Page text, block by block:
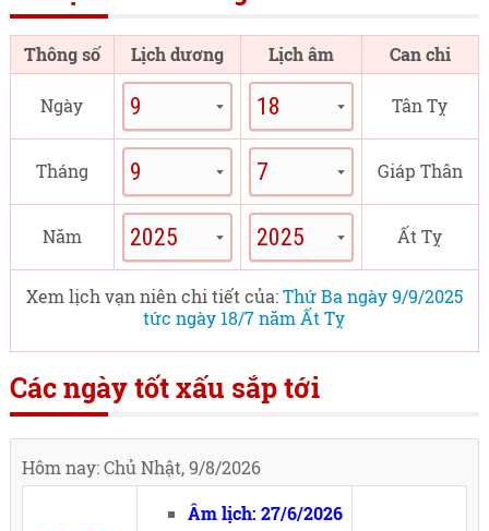
Thông số Lịch dương Lịch âm Can chi
Ngày Tân Tỵ
Tháng Giáp Thân
Năm Ất Tỵ
Xem lịch vạn niên chi tiết của:Thứ Ba ngày 9/9/2025
tức ngày 18/7 năm Ất Tỵ
Các ngày tốt xấu sắp tới
Hôm nay: Chủ Nhật, 9/8/2026
Âm lịch: 27/6/2026